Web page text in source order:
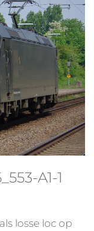
A1-1
losse loc op